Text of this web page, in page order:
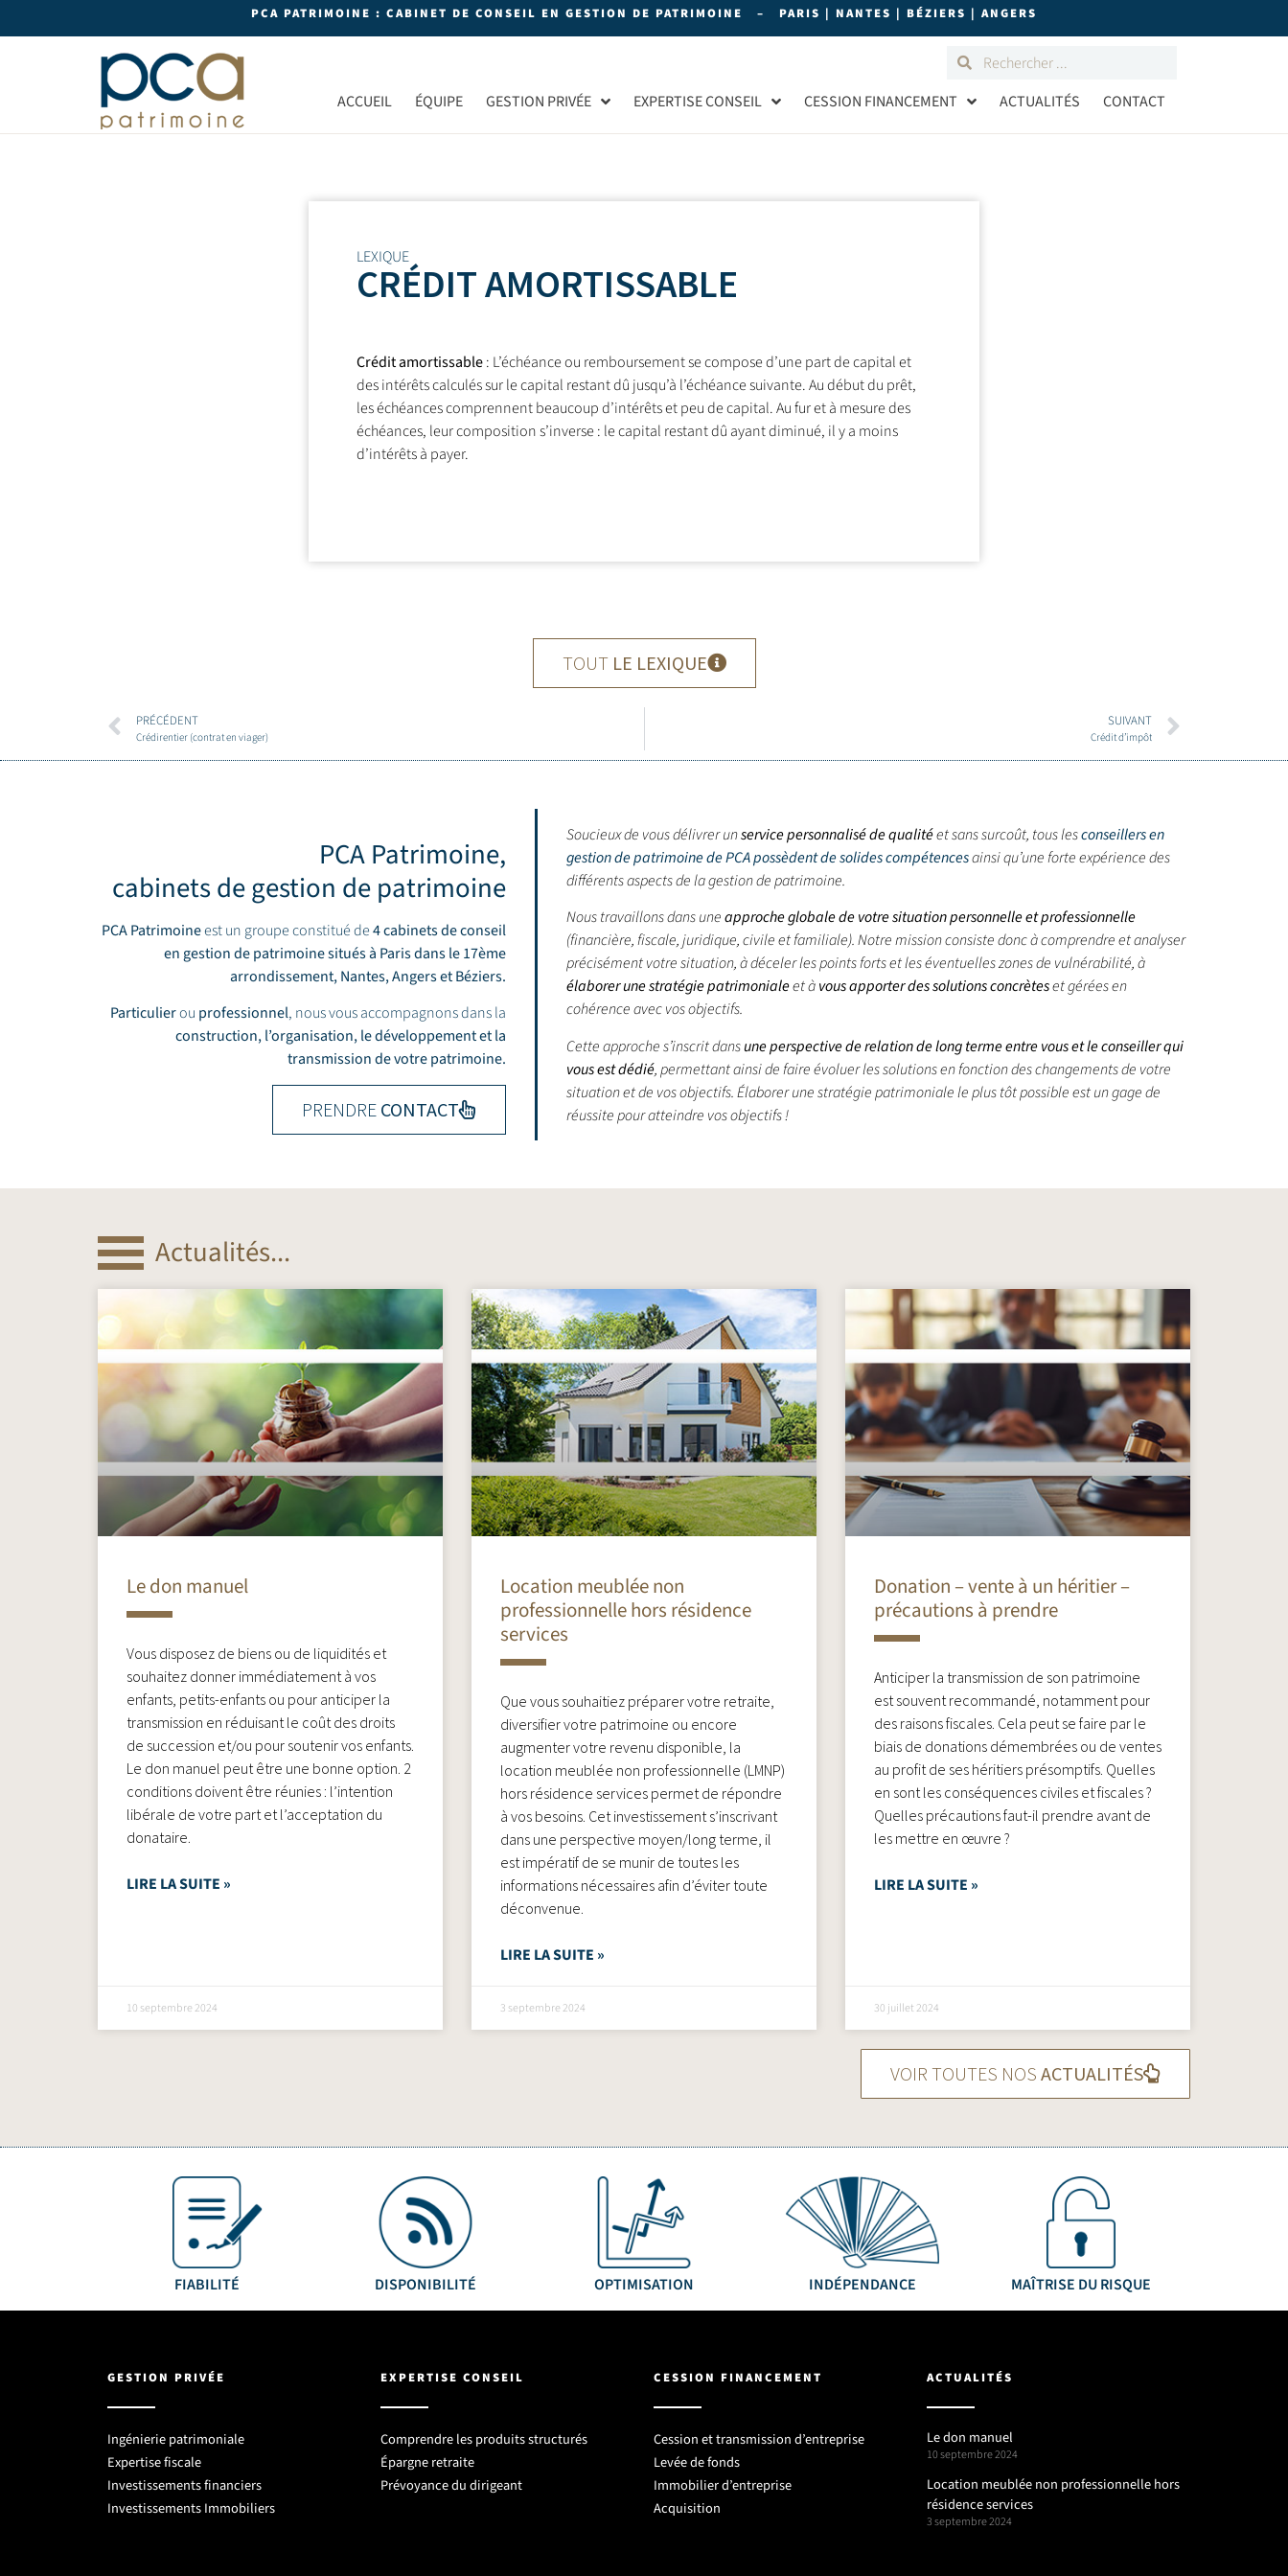
PCA PATRIMOINE : CABINET DE CONSEIL EN GESTION DE PATRIMOINE – PARIS | NANTES | BÉZIERS | ANGERS
ACCUEIL ÉQUIPE GESTION PRIVÉE EXPERTISE CONSEIL CESSION FINANCEMENT ACTUALITÉS CONTACT
LEXIQUE
CRÉDIT AMORTISSABLE
Crédit amortissable: L’échéance ou remboursement se compose d’une part de capital et
des intérêts calculés sur le capital restant dû jusqu’à l’échéance suivante. Au début du prêt,
les échéances comprennent beaucoup d’intérêts et peu de capital. Au fur et à mesure des
échéances, leur composition s’inverse : le capital restant dû ayant diminué, il y a moins
d’intérêts à payer.
TOUT LE LEXIQUE
PRÉCÉDENT
Crédirentier (contrat en viager)
SUIVANT
Crédit d’impôt
PCA Patrimoine,
cabinets de gestion de patrimoine
PCA Patrimoineest un groupe constitué de4 cabinets de conseil
en gestion de patrimoine situés à Paris dans le 17ème
arrondissement,Nantes,AngersetBéziers.
Particulierou professionnel, nous vous accompagnons dans la
construction, l’organisation, le développement et la
transmission de votre patrimoine.
PRENDRE CONTACT
Soucieux de vous délivrer unservice personnalisé de qualitéet sans surcoût, tous lesconseillers en
gestion de patrimoine de PCA possèdent de solides compétencesainsi qu’une forte expérience des
différents aspects de la gestion de patrimoine.
Nous travaillons dans uneapproche globale de votre situation personnelle et professionnelle
(financière, fiscale, juridique, civile et familiale). Notre mission consiste donc à comprendre et analyser
précisément votre situation, à déceler les points forts et les éventuelles zones de vulnérabilité, à
élaborer une stratégie patrimonialeet àvous apporter des solutions concrèteset gérées en
cohérence avec vos objectifs.
Cette approche s’inscrit dansune perspective de relation de long terme entre vous et le conseiller qui
vous est dédié, permettant ainsi de faire évoluer les solutions en fonction des changements de votre
situation et de vos objectifs.Élaborer une stratégie patrimoniale le plus tôt possible est un gage de
réussite pour atteindre vos objectifs !
Actualités...
Le don manuel
Vous disposez de biens ou de liquidités et
souhaitez donner immédiatement à vos
enfants, petits-enfants ou pour anticiper la
transmission en réduisant le coût des droits
de succession et/ou pour soutenir vos enfants.
Le don manuel peut être une bonne option. 2
conditions doivent être réunies : l’intention
libérale de votre part et l’acceptation du
donataire.
LIRE LA SUITE »
10 septembre 2024
Location meublée non
professionnelle hors résidence
services
Que vous souhaitiez préparer votre retraite,
diversifier votre patrimoine ou encore
augmenter votre revenu disponible, la
location meublée non professionnelle (LMNP)
hors résidence services permet de répondre
à vos besoins. Cet investissement s’inscrivant
dans une perspective moyen/long terme, il
est impératif de se munir de toutes les
informations nécessaires afin d’éviter toute
déconvenue.
LIRE LA SUITE »
3 septembre 2024
Donation – vente à un héritier –
précautions à prendre
Anticiper la transmission de son patrimoine
est souvent recommandé, notamment pour
des raisons fiscales. Cela peut se faire par le
biais de donations démembrées ou de ventes
au profit de ses héritiers présomptifs. Quelles
en sont les conséquences civiles et fiscales ?
Quelles précautions faut-il prendre avant de
les mettre en œuvre ?
LIRE LA SUITE »
30 juillet 2024
VOIR TOUTES NOS ACTUALITÉS
FIABILITÉ DISPONIBILITÉ OPTIMISATION INDÉPENDANCE MAÎTRISE DU RISQUE
GESTION PRIVÉE
Ingénierie patrimoniale
Expertise fiscale
Investissements financiers
Investissements Immobiliers
EXPERTISE CONSEIL
Comprendre les produits structurés
Épargne retraite
Prévoyance du dirigeant
CESSION FINANCEMENT
Cession et transmission d’entreprise
Levée de fonds
Immobilier d’entreprise
Acquisition
ACTUALITÉS
Le don manuel
10 septembre 2024
Location meublée non professionnelle hors
résidence services
3 septembre 2024